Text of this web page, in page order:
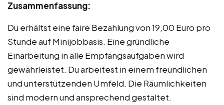
Zusammenfassung:
Du erhältst eine faire Bezahlung von 19,00 Euro pro
Stunde auf Minijobbasis. Eine gründliche
Einarbeitung in alle Empfangsaufgaben wird
gewährleistet. Du arbeitest in einem freundlichen
und unterstützenden Umfeld. Die Räumlichkeiten
sind modern und ansprechend gestaltet.